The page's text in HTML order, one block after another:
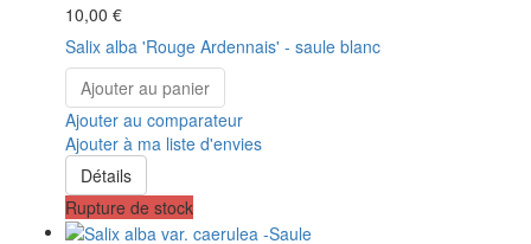
10,00 €
Salix alba 'Rouge Ardennais' - saule blanc
Ajouter au panier
Ajouter au comparateur
Ajouter à ma liste d'envies
Détails
Rupture de stock